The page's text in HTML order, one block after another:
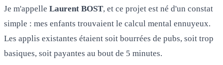
Je m'appelle Laurent BOST, et ce projet est né d'un constat
simple : mes enfants trouvaient le calcul mental ennuyeux.
Les applis existantes étaient soit bourrées de pubs, soit trop
basiques, soit payantes au bout de 5 minutes.